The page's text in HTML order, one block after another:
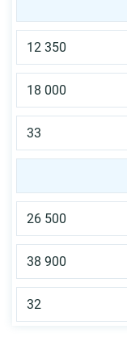
12 350
18 000
33
26 500
38 900
32